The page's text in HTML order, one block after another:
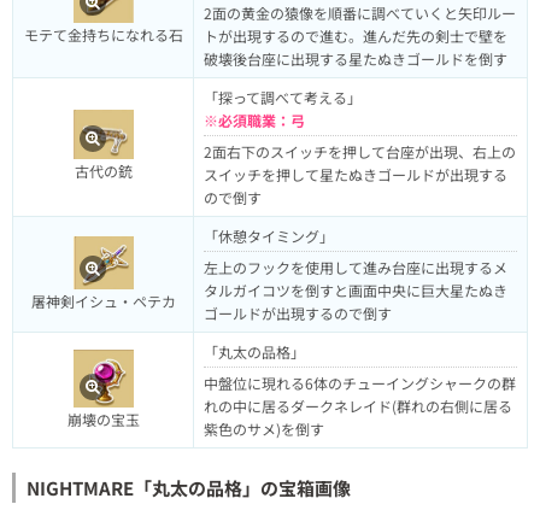
モテて金持ちになれる石
2面の黄金の猿像を順番に調べていくと矢印ルー
トが出現するので進む。進んだ先の剣士で壁を
破壊後台座に出現する星たぬきゴールドを倒す
古代の銃
「探って調べて考える」
※必須職業：弓
2面右下のスイッチを押して台座が出現、右上の
スイッチを押して星たぬきゴールドが出現する
ので倒す
屠神剣イシュ・ペテカ
「休憩タイミング」
左上のフックを使用して進み台座に出現するメ
タルガイコツを倒すと画面中央に巨大星たぬき
ゴールドが出現するので倒す
崩壊の宝玉
「丸太の品格」
中盤位に現れる6体のチューイングシャークの群
れの中に居るダークネレイド(群れの右側に居る
紫色のサメ)を倒す
NIGHTMARE「丸太の品格」の宝箱画像